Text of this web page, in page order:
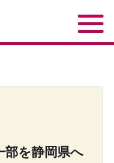
部を静岡県へ